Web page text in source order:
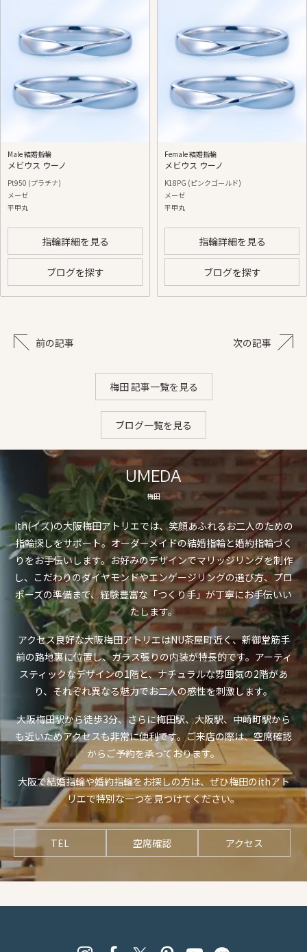
Male 結婚指輪
メビウス ウーノ
Pt950 (プラチナ)
メーゼ
平甲丸
指輪詳細を見る
ブログを探す
Female 結婚指輪
メビウス ウーノ
K18PG (ピンクゴールド)
メーゼ
平甲丸
指輪詳細を見る
ブログを探す
前の記事 次の記事
梅田 記事一覧を見る
ブログ一覧を見る
UMEDA
梅田
ith(イズ)の大阪梅田アトリエでは、笑顔あふれるお二人のための
指輪探しをサポート。オーダーメイドの結婚指輪と婚約指輪づく
りをお手伝いします。お好みのデザインでマリッジリングを制作
し、こだわりのダイヤモンドやエンゲージリングの選び方、プロ
ポーズの準備まで、経験豊富な「つくり手」が丁寧にお手伝いい
たします。
アクセス良好な大阪梅田アトリエはNU茶屋町近く、新御堂筋手
前の路地裏に位置し、ガラス張りの内装が特長的です。アーティ
スティックなデザインの1階と、ナチュラルな雰囲気の2階があ
り、それぞれ異なる魅力でお二人の感性を刺激します。
大阪梅田駅から徒歩3分、さらに梅田駅、大阪駅、中崎町駅から
も近いためアクセスも非常に便利です。ご来店の際は、空席確認
からご予約を承っております。
大阪で結婚指輪や婚約指輪をお探しの方は、ぜひ梅田のithアト
リエで特別な一つを見つけてください。
TEL 空席確認 アクセス